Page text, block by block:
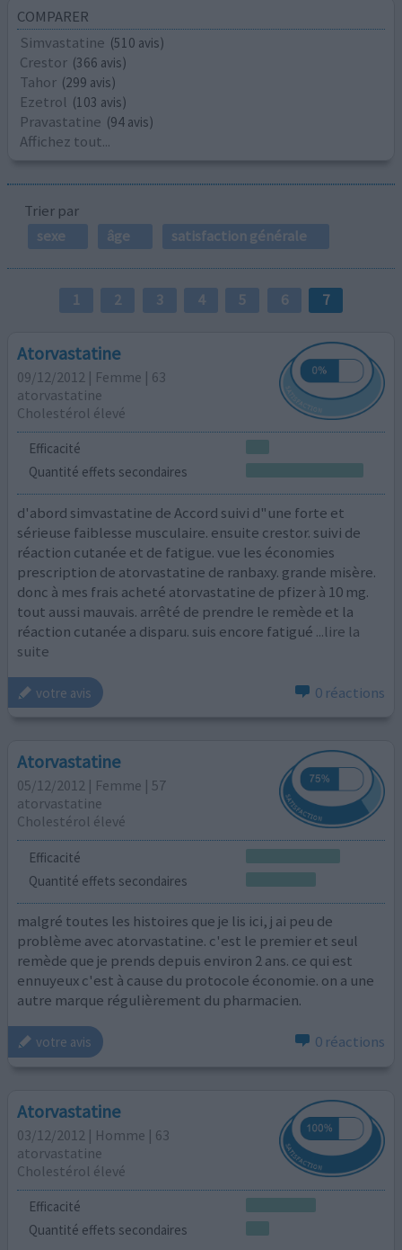
COMPARER
Simvastatine (510 avis)
Crestor (366 avis)
Tahor (299 avis)
Ezetrol (103 avis)
Pravastatine (94 avis)
Affichez tout...
Trier par
sexe
âge satisfaction générale
1 2 3 4 5 6 7
Atorvastatine
09/12/2012 | Femme | 63
atorvastatine
Cholestérol élevé
Efficacité
Quantité effets secondaires
d'abord simvastatine de Accord suivi d"une forte et
sérieuse faiblesse musculaire. ensuite crestor. suivi de
réaction cutanée et de fatigue. vue les économies
prescription de atorvastatine de ranbaxy. grande misère.
donc à mes frais acheté atorvastatine de pfizer à 10 mg.
tout aussi mauvais. arrêté de prendre le remède et la
réaction cutanée a disparu. suis encore fatigué ...lire la
suite
votre avis 0 réactions
Atorvastatine
05/12/2012 | Femme | 57
atorvastatine
Cholestérol élevé
Efficacité
Quantité effets secondaires
malgré toutes les histoires que je lis ici, j ai peu de
problème avec atorvastatine. c'est le premier et seul
remède que je prends depuis environ 2 ans. ce qui est
ennuyeux c'est à cause du protocole économie. on a une
autre marque régulièrement du pharmacien.
votre avis 0 réactions
Atorvastatine
03/12/2012 | Homme | 63
atorvastatine
Cholestérol élevé
Efficacité
Quantité effets secondaires